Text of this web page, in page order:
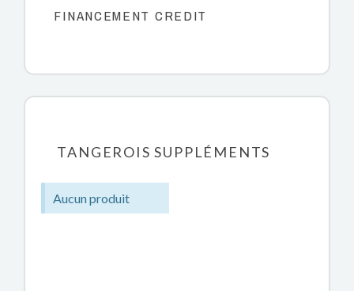
FINANCEMENT CREDIT
TANGEROIS SUPPLÉMENTS
Aucun produit